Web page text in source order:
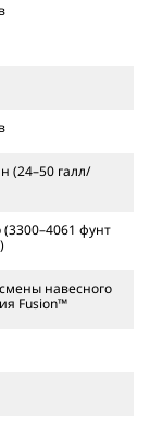
(24–50 галл/
(3300–4061 фунт
навесного
Fusion™